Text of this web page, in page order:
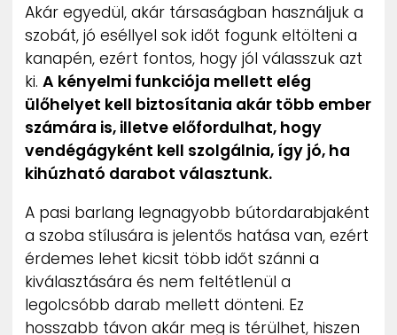
Akár egyedül, akár társaságban használjuk a
szobát, jó eséllyel sok időt fogunk eltölteni a
kanapén, ezért fontos, hogy jól válasszuk azt
ki. A kényelmi funkciója mellett elég
ülőhelyet kell biztosítania akár több ember
számára is, illetve előfordulhat, hogy
vendégágyként kell szolgálnia, így jó, ha
kihúzható darabot választunk.
A pasi barlang legnagyobb bútordarabjaként
a szoba stílusára is jelentős hatása van, ezért
érdemes lehet kicsit több időt szánni a
kiválasztására és nem feltétlenül a
legolcsóbb darab mellett dönteni. Ez
hosszabb távon akár meg is térülhet, hiszen